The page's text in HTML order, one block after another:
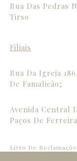
Rua Das Pedras
Tirso
Filiais
Rua Da Igreja
De Famalicão;
Avenida Central
Paços De
Livro De